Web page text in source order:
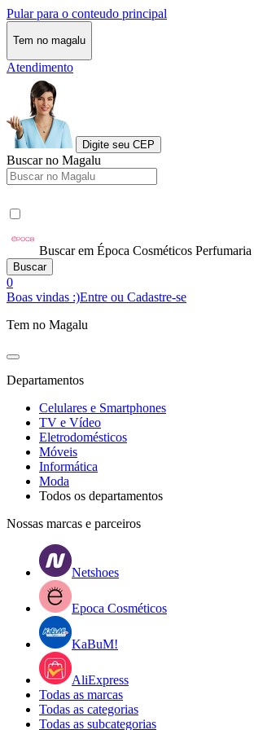
Pular para o conteudo principal
Tem no magalu
Atendimento
Digite seu CEP
Buscar no Magalu
Buscar em Época Cosméticos Perfumaria
Buscar
0
Boas vindas :)Entre ou Cadastre-se
Tem no Magalu
Departamentos
Celulares e Smartphones
TV e Vídeo
Eletrodomésticos
Móveis
Informática
Moda
Todos os departamentos
Nossas marcas e parceiros
Netshoes
Epoca Cosméticos
KaBuM!
AliExpress
Todas as marcas
Todas as categorias
Todas as subcategorias